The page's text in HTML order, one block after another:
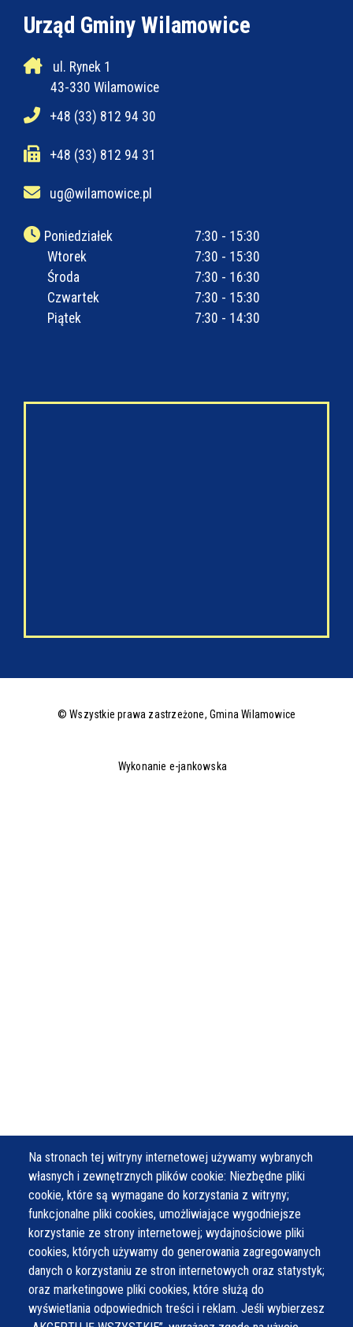
Na stronach tej witryny internetowej używamy wybranych
własnych i zewnętrznych plików cookie: Niezbędne pliki
cookie, które są wymagane do korzystania z witryny;
funkcjonalne pliki cookies, umożliwiające wygodniejsze
korzystanie ze strony internetowej; wydajnościowe pliki
cookies, których używamy do generowania zagregowanych
danych o korzystaniu ze stron internetowych oraz statystyk;
oraz marketingowe pliki cookies, które służą do
wyświetlania odpowiednich treści i reklam. Jeśli wybierzesz
Urząd Gminy Wilamowice
ul. Rynek 1
43-330 Wilamowice
+48 (33) 812 94 30
+48 (33) 812 94 31
ug@wilamowice.pl
Poniedziałek
7:30 - 15:30
Wtorek
7:30 - 15:30
Środa
7:30 - 16:30
Czwartek
7:30 - 15:30
Piątek
7:30 - 14:30
© Wszystkie prawa zastrzeżone, Gmina Wilamowice
Wykonanie e-jankowska